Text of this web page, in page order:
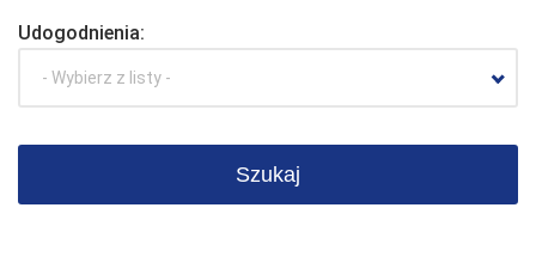
Udogodnienia:
- Wybierz z listy -